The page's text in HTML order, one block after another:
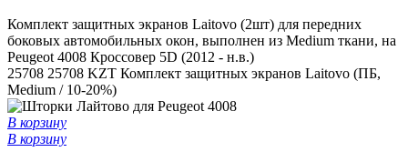
Комплект защитных экранов Laitovo (2шт) для передних
боковых автомобильных окон, выполнен из Medium ткани, на
Peugeot 4008 Кроссовер 5D (2012 - н.в.)
25708 25708 KZT Комплект защитных экранов Laitovo (ПБ,
Medium / 10-20%)
В корзину
В корзину